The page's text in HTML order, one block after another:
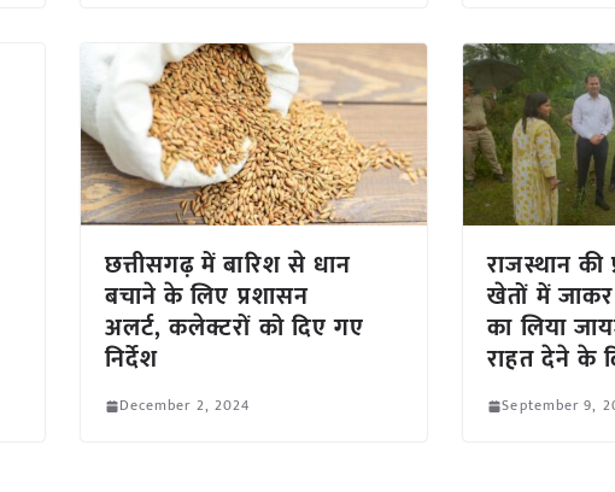
छत्तीसगढ़ में बारिश से धान
बचाने के लिए प्रशासन
अलर्ट, कलेक्टरों को दिए गए
निर्देश
December 2, 2024
राजस्थान की
खेतों में
का लिया
राहत देने के
September 9,